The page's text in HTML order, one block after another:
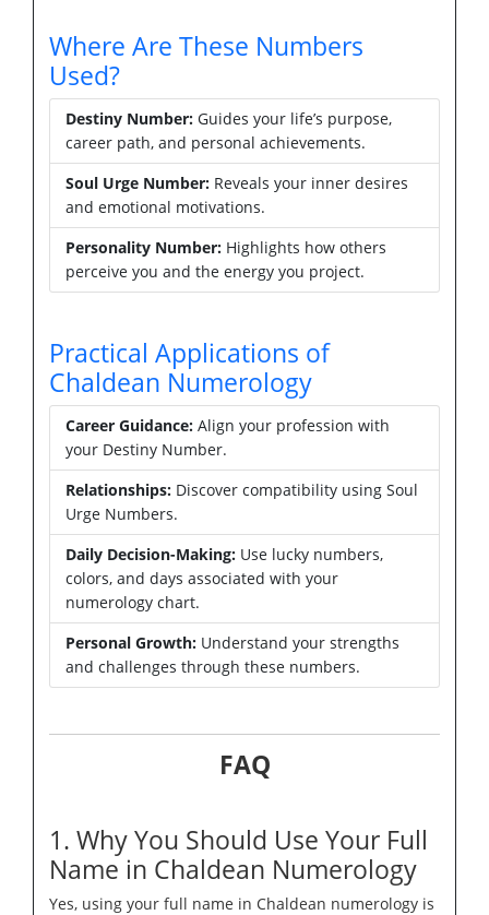
Where Are These Numbers
Used?
Destiny Number: Guides your life’s purpose,
career path, and personal achievements.
Soul Urge Number: Reveals your inner desires
and emotional motivations.
Personality Number: Highlights how others
perceive you and the energy you project.
Practical Applications of
Chaldean Numerology
Career Guidance: Align your profession with
your Destiny Number.
Relationships: Discover compatibility using Soul
Urge Numbers.
Daily Decision-Making: Use lucky numbers,
colors, and days associated with your
numerology chart.
Personal Growth: Understand your strengths
and challenges through these numbers.
FAQ
1. Why You Should Use Your Full
Name in Chaldean Numerology
Yes, using your full name in Chaldean numerology is